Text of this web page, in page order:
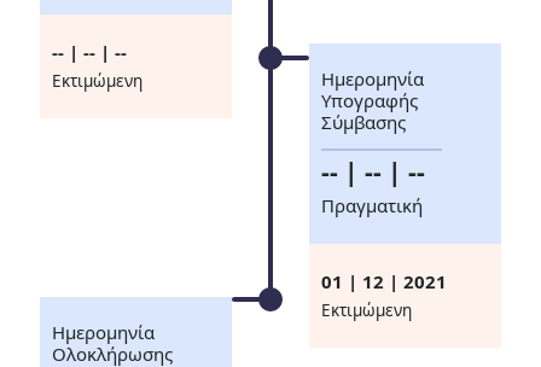
-- | -- | --
Eκτιμώμενη
Ημερομηνία
Υπογραφής
Σύμβασης
-- | -- | --
Πραγματική
01 | 12 | 2021
Eκτιμώμενη
Ημερομηνία
Ολοκλήρωσης